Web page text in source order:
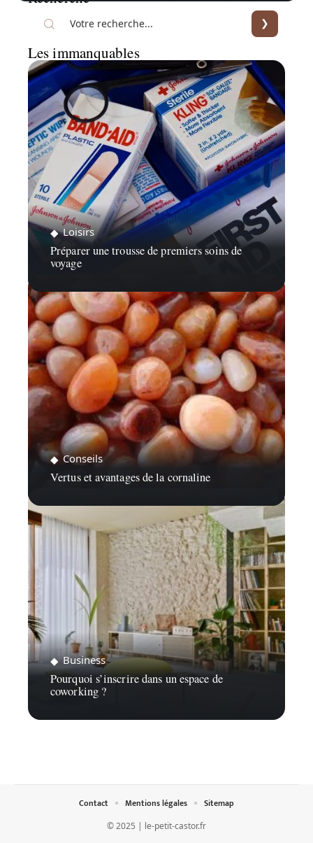
Les immanquables
Loisirs
Préparer une trousse de premiers soins de
voyage
Conseils
Vertus et avantages de la cornaline
Business
Pourquoi s’inscrire dans un espace de
coworking ?
© 2025 | le-petit-castor.fr
Contact Mentions légales Sitemap